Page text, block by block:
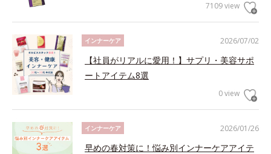
7109 view
2026/07/02
インナーケア
【社員がリアルに愛用！】サプリ・美容サポ
ートアイテム8選
0 view
2026/01/26
インナーケア
早めの春対策に！悩み別インナーケアアイテ